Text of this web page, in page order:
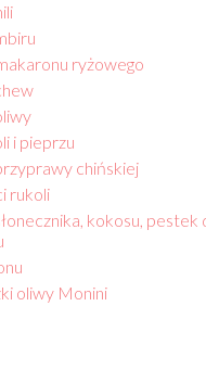
ryżowego
i pieprzu
chińskiej
rukoli
kokosu, pestek
oliwy Monini